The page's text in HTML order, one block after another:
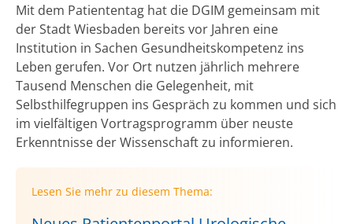
Mit dem Patiententag hat die DGIM gemeinsam mit
der Stadt Wiesbaden bereits vor Jahren eine
Institution in Sachen Gesundheitskompetenz ins
Leben gerufen. Vor Ort nutzen jährlich mehrere
Tausend Menschen die Gelegenheit, mit
Selbsthilfegruppen ins Gespräch zu kommen und sich
im vielfältigen Vortragsprogramm über neuste
Erkenntnisse der Wissenschaft zu informieren.
Lesen Sie mehr zu diesem Thema: